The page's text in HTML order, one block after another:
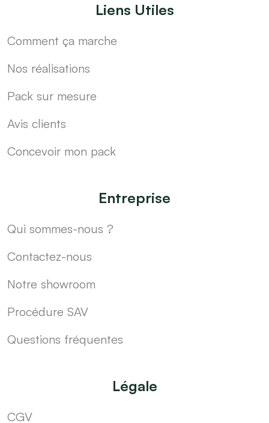
Liens Utiles
Comment ça marche
Nos réalisations
Pack sur mesure
Avis clients
Concevoir mon pack
Entreprise
Qui sommes-nous ?
Contactez-nous
Notre showroom
Procédure SAV
Questions fréquentes
Légale
CGV